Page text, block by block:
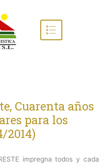
Cuarenta años
para los
2014)
impregna todos y cada